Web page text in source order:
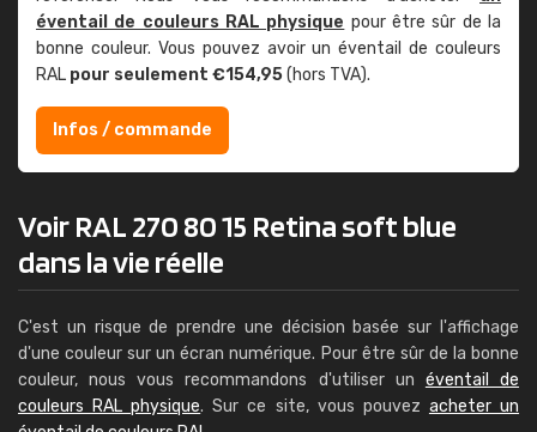
éventail de couleurs RAL physique pour être sûr de la
bonne couleur. Vous pouvez avoir un éventail de couleurs
RAL pour seulement €154,95(hors TVA).
Infos / commande
Voir RAL 270 80 15 Retina soft blue
dans la vie réelle
C'est un risque de prendre une décision basée sur l'affichage
d'une couleur sur un écran numérique. Pour être sûr de la bonne
couleur, nous vous recommandons d'utiliser un éventail de
couleurs RAL physique. Sur ce site, vous pouvez acheter un